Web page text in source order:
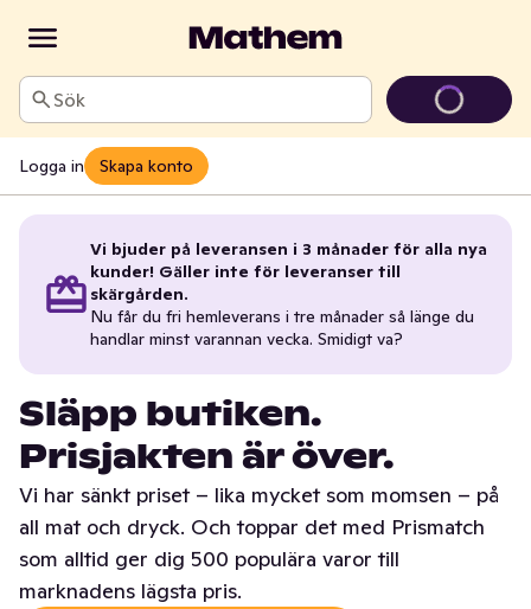
Sök
Logga in Skapa konto
Vi bjuder på leveransen i 3 månader för alla nya
kunder! Gäller inte för leveranser till
skärgården.
Nu får du fri hemleverans i tre månader så länge du
handlar minst varannan vecka. Smidigt va?
Släpp butiken.
Prisjakten är över.
Vi har sänkt priset – lika mycket som momsen – på
all mat och dryck. Och toppar det med Prismatch
som alltid ger dig 500 populära varor till
marknadens lägsta pris.